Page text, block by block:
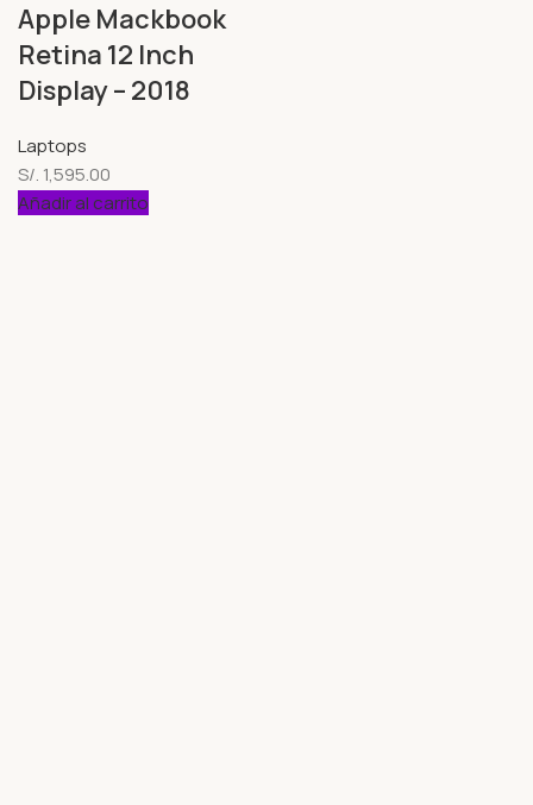
Apple Mackbook
Retina 12 Inch
Display – 2018
Laptops
S/. 1,595.00
Añadir al carrito